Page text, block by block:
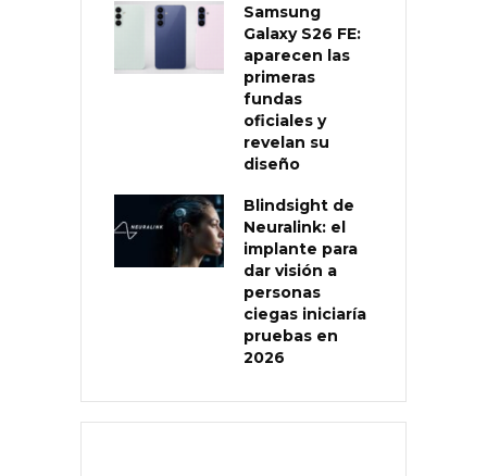
Samsung
Galaxy S26 FE:
aparecen las
primeras
fundas
oficiales y
revelan su
diseño
Blindsight de
Neuralink: el
implante para
dar visión a
personas
ciegas iniciaría
pruebas en
2026